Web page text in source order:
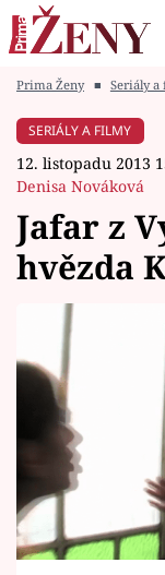
Módní alarm
Témata
Celebrity
Vztahy
Seriály
Horoskopy
Sledujte
Prima Ženy ■ Seriály a
SERIÁLY A FILMY
12. listopadu 2013
Denisa Nováková
Jafar z
hvězda